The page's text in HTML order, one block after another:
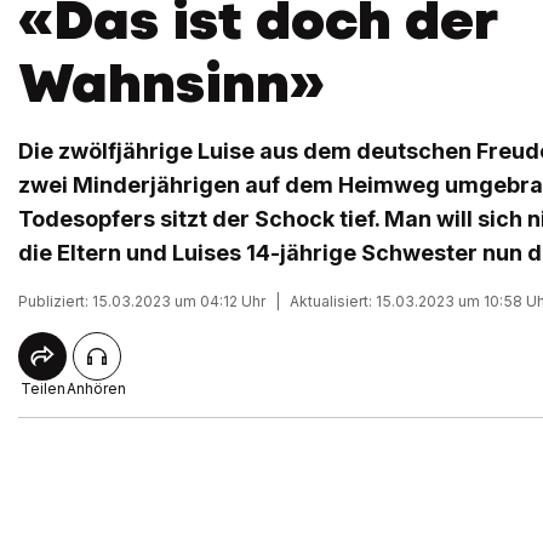
«Das ist doch der
Wahnsinn»
Die zwölfjährige Luise aus dem deutschen
zwei Minderjährigen auf dem Heimweg
Todesopfers sitzt der Schock tief. Man will sich
die Eltern und Luises 14-jährige Schwester nun
Publiziert: 15.03.2023 um 04:12 Uhr Aktualisiert: 15.03.2023 um 10:58
TeilenAnhören